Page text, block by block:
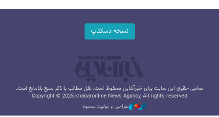
نسخه دسکتاپ
تمامی حقوق این سایت برای خبرآنلاین محفوظ است. نقل مطالب با ذکر منبع بلامانع است.
Copyright © 2025 khabaronline News Agancy, All rights reserved
طراحی و تولید: نستوه